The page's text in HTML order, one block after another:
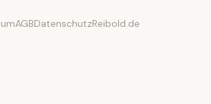
AGBDatenschutzReibold.de